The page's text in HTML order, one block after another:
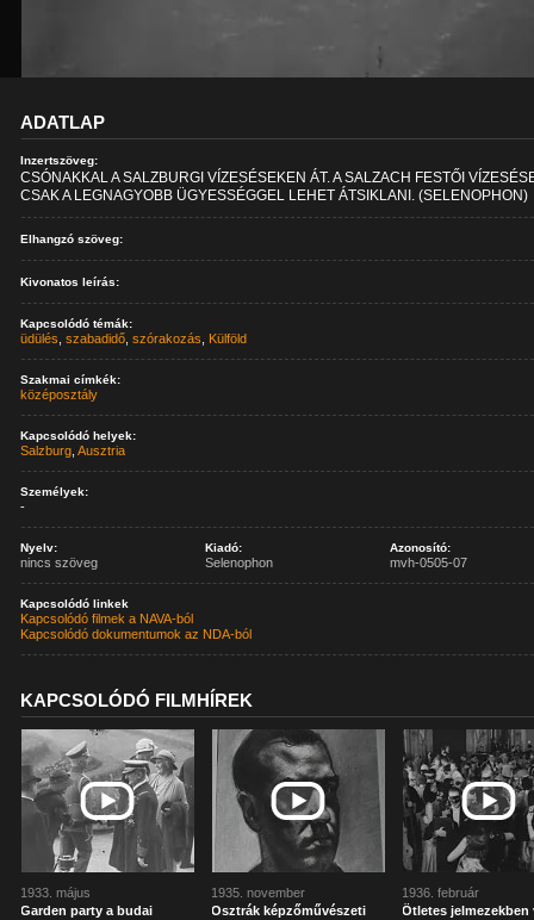
ADATLAP
Inzertszöveg:
CSÓNAKKAL A SALZBURGI VÍZESÉSEKEN ÁT. A SALZACH FESTŐI
CSAK A LEGNAGYOBB ÜGYESSÉGGEL LEHET ÁTSIKLANI. (SELENOPHON)
Elhangzó szöveg:
Kivonatos leírás:
Kapcsolódó témák:
üdülés ,szabadidő ,szórakozás Külföld
Szakmai címkék:
középosztály
Kapcsolódó helyek:
Salzburg ,Ausztria
Személyek:
-
Nyelv:
nincs szöveg
Kiadó:
Selenophon
Azonosító:
mvh-0505-07
Kapcsolódó linkek
Kapcsolódó filmek a NAVA-ból
Kapcsolódó dokumentumok az NDA-ból
KAPCSOLÓDÓ FILMHÍREK
1933. május
Garden party a budai
1935. november
Osztrák képzőművészeti
1936. február
Ötletes jelmezekben